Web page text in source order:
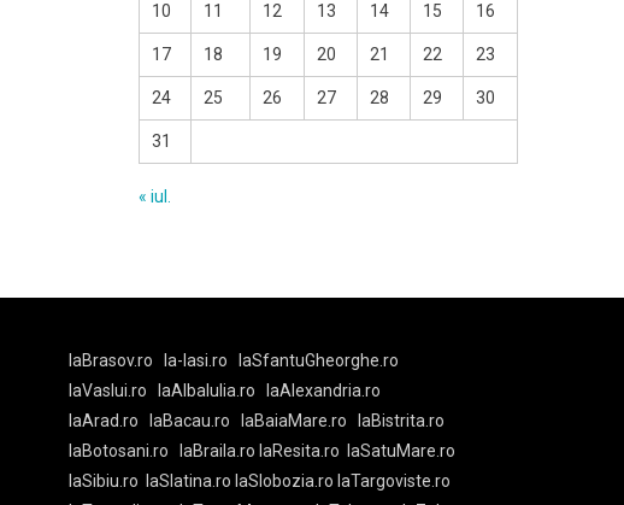
10 11 12 13 14 15 16
17 18 19 20 21 22 23
24 25 26 27 28 29 30
31
« iul.
laBrasov.ro la-Iasi.ro
laSfantuGheorghe.ro
laVaslui.ro
laAlbaIulia.ro
laAlexandria.ro
laArad.ro
laBacau.ro laBaiaMare.ro
laBistrita.ro
laBotosani.ro
laBraila.ro laResita.ro
laSatuMare.ro
laSibiu.ro
laSlatina.ro laSlobozia.ro laTargoviste.ro